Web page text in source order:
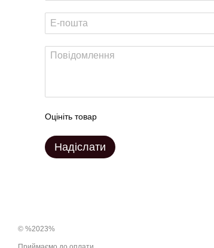
Оцініть товар
Надіслати
© %2023%